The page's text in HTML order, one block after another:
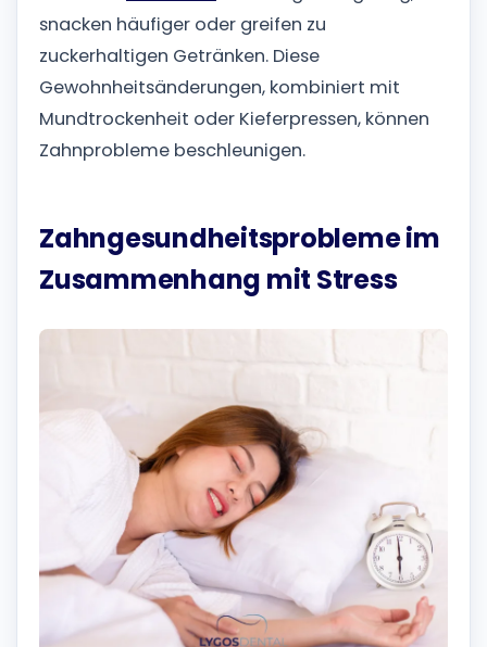
snacken häufiger oder greifen zu
zuckerhaltigen Getränken. Diese
Gewohnheitsänderungen, kombiniert mit
Mundtrockenheit oder Kieferpressen, können
Zahnprobleme beschleunigen.
Zahngesundheitsprobleme im
Zusammenhang mit Stress